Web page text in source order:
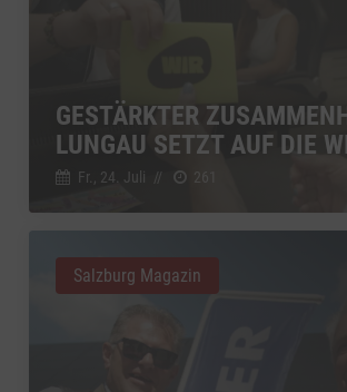
GESTÄRKTER
LUNGAU SETZT AUF DIE
Fr., 24. Juli //
Salzburg Magazin